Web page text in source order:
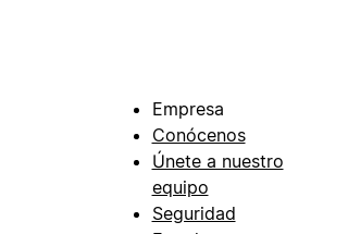
Empresa
Conócenos
Únete a nuestro
equipo
Seguridad